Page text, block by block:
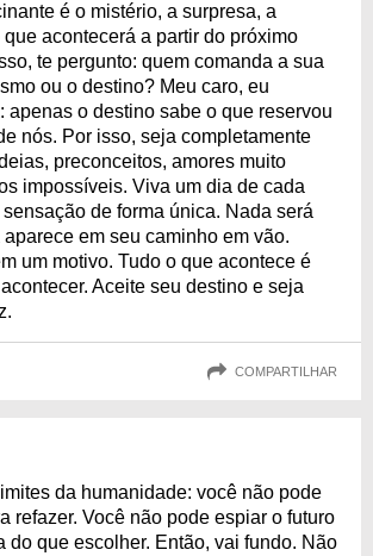
é o mistério, a surpresa, a
acontecerá a partir do próximo
te pergunto: quem comanda a sua
ou o destino? Meu caro, eu
apenas o destino sabe o que reservou
nós. Por isso, seja completamente
preconceitos, amores muito
impossíveis. Viva um dia de cada
de forma única. Nada será
em seu caminho em vão.
um motivo. Tudo o que acontece é
Aceite seu destino e seja
COMPARTILHAR
da humanidade: você não pode
refazer. Você não pode espiar o futuro
do que escolher. Então, vai fundo. Não